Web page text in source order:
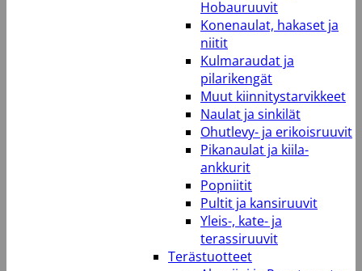
Hobauruuvit
Konenaulat, hakaset ja
niitit
Kulmaraudat ja
pilarikengät
Muut kiinnitystarvikkeet
Naulat ja sinkilät
Ohutlevy- ja erikoisruuvit
Pikanaulat ja kiila-
ankkurit
Popniitit
Pultit ja kansiruuvit
Yleis-, kate- ja
terassiruuvit
Terästuotteet